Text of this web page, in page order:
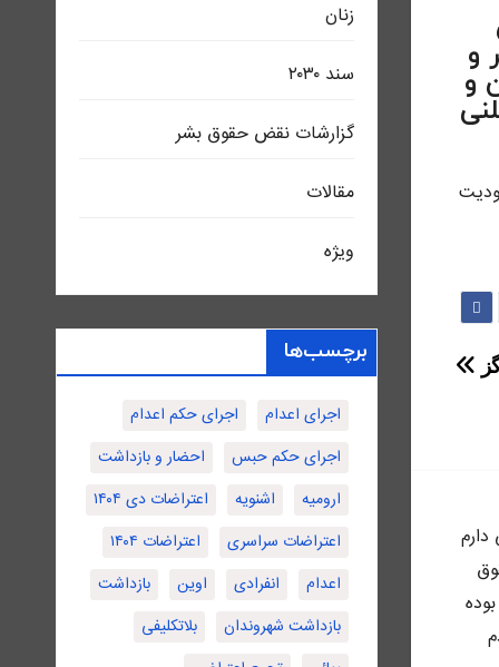
بشر و
و
دارم
زنان
سند ٢٠٣٠
گزارشات نقض حقوق بشر
مقالات
ویژه
برچسب‌ها
اجرای اعدام
اجرای حکم اعدام
اجرای حکم حبس
احضار و بازداشت
ارومیه
اشنویه
اعتراضات دی ۱۴۰۴
اعتراضات سراسری
اعتراضات ۱۴۰۴
اعدام
انفرادی اوین
بازداشت
بازداشت شهروندان
بلاتکلیفی